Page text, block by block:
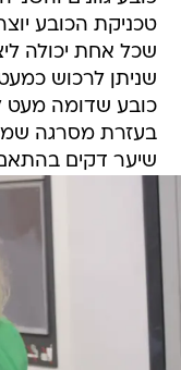
טכניקת הכובע
שכל אחת יכולה
שניתן לרכוש
כובע שדומה מעט
בעזרת מסרגה
שיער דקים בהתאם